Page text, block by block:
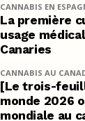
CANNABIS EN
La première
usage
Canaries
CANNABIS AU
[Le trois-
monde 2026
mondiale au